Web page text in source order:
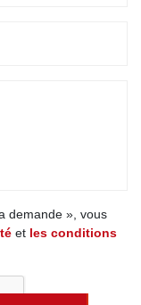
demande », vous
et les conditions